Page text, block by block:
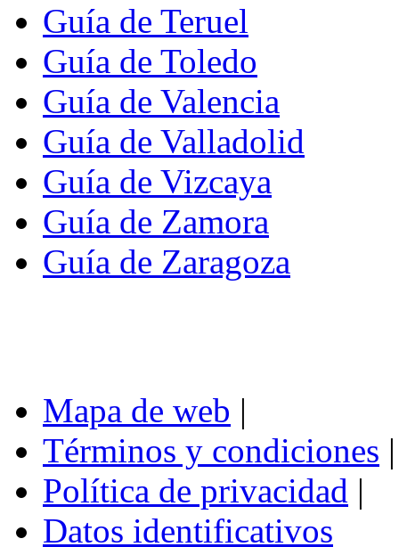
Guía de Teruel
Guía de Toledo
Guía de Valencia
Guía de Valladolid
Guía de Vizcaya
Guía de Zamora
Guía de Zaragoza
Mapa de web |
Términos y condiciones |
Política de privacidad |
Datos identificativos